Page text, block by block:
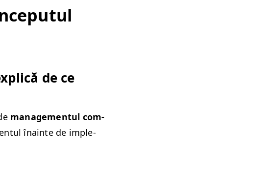
de ce
man­age­men­tul com­
înainte de imple­